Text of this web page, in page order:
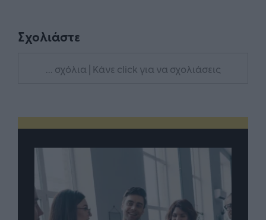
Σχολιάστε
... σχόλια | Κάνε click για να σχολιάσεις